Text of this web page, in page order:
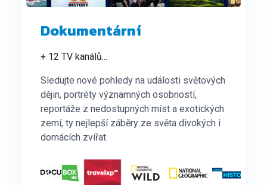
Dokumentární
+ 12 TV kanálů...
Sledujte nové pohledy na události světových
dějin, portréty významných osobností,
reportáže z nedostupných míst a exotických
zemí, ty nejlepší záběry ze světa divokých i
domácích zvířat.